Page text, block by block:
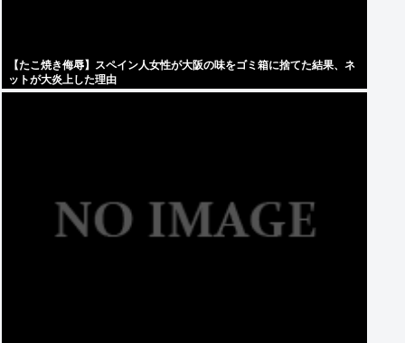
【たこ焼き侮辱】スペイン人女性が大阪の味をゴミ箱に捨てた結果、ネ
ットが大炎上した理由